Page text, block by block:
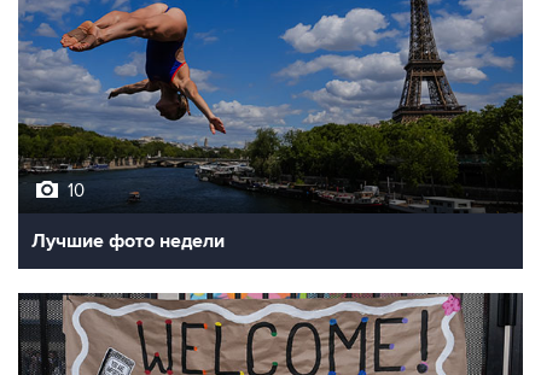
10
Лучшие фото недели